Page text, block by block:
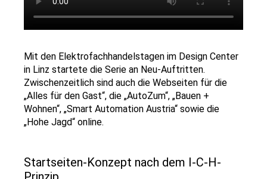
Mit den Elektrofachhandelstagen im Design Center
in Linz startete die Serie an Neu-Auftritten.
Zwischenzeitlich sind auch die Webseiten für die
„Alles für den Gast“, die „AutoZum“, „Bauen +
Wohnen“, „Smart Automation Austria“ sowie die
„Hohe Jagd“ online.
Startseiten-Konzept nach dem I-C-H-